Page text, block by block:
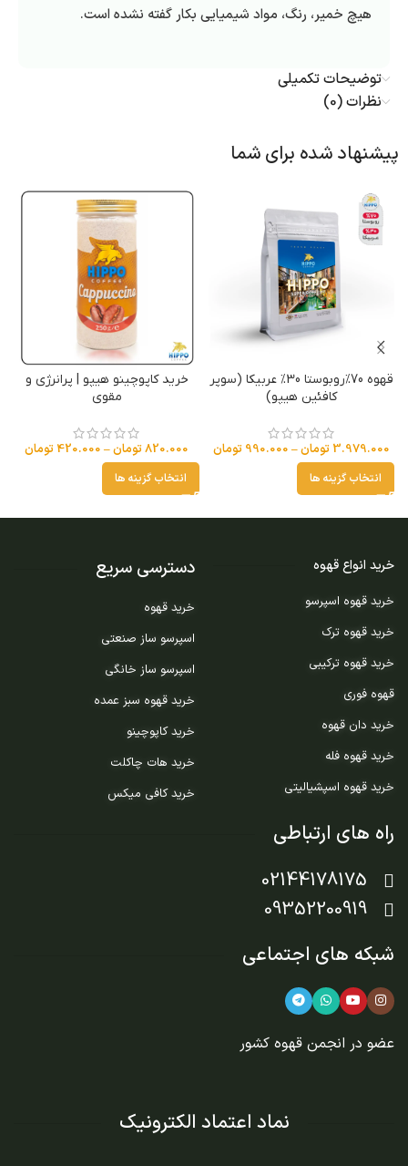
هیچ خمیر، رنگ، مواد شیمیایی بکار گفته نشده است.
توضیحات تکمیلی
نظرات (0)
پیشنهاد شده برای شما
قهوه 70%روبوستا 30% عربیکا (سوپر
کافئین هیپو)
3.979.000 تومان–
990.000 تومان
انتخاب گزینه ها
خرید کاپوچینو هیپو | پرانرژی و
مقوی
820.000تومان–
420.000 تومان
انتخاب گزینه ها
خرید انواع قهوه
خرید قهوه اسپرسو
خرید قهوه ترک
خرید قهوه ترکیبی
قهوه فوری
خرید دان قهوه
خرید قهوه فله
خرید قهوه اسپشیالیتی
دسترسی سریع
خرید قهوه
اسپرسو ساز صنعتی
اسپرسو ساز خانگی
خرید قهوه سبز عمده
خرید کاپوچینو
خرید هات چاکلت
خرید کافی میکس
راه های ارتباطی
02144178175
09352200919
شبکه های اجتماعی
عضو در انجمن قهوه کشور
نماد اعتماد الکترونیک